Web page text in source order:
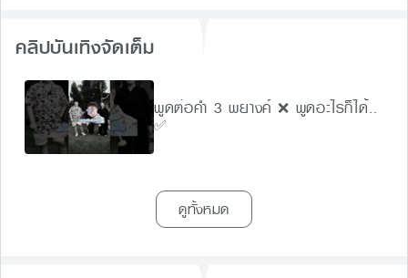
คลิปบันเทิงจัดเต็ม
พูดต่อคำ 3 พยางค์ ❌ พูดอะไรก็ได้..
✅
ดูทั้งหมด